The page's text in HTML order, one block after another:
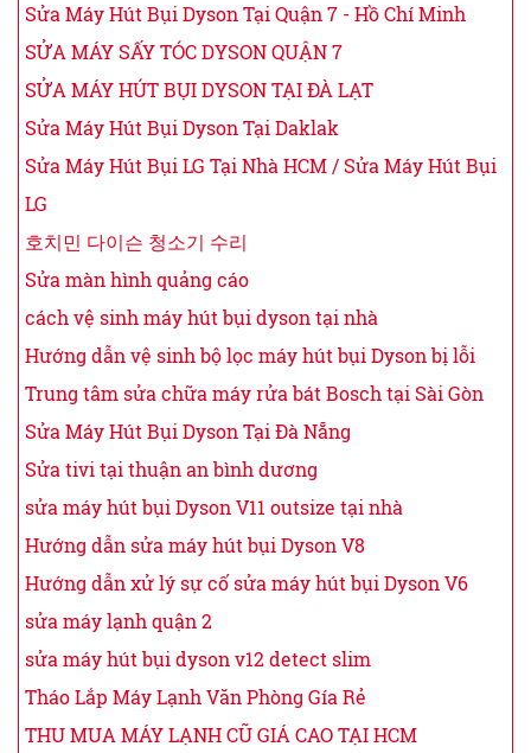
Sửa Máy Hút Bụi Dyson Tại Quận 7 - Hồ Chí Minh
SỬA MÁY SẤY TÓC DYSON QUẬN 7
SỬA MÁY HÚT BỤI DYSON TẠI ĐÀ LẠT
Sửa Máy Hút Bụi Dyson Tại Daklak
Sửa Máy Hút Bụi LG Tại Nhà HCM / Sửa Máy Hút Bụi
LG
호치민 다이슨 청소기 수리
Sửa màn hình quảng cáo
cách vệ sinh máy hút bụi dyson tại nhà
Hướng dẫn vệ sinh bộ lọc máy hút bụi Dyson bị lỗi
Trung tâm sửa chữa máy rửa bát Bosch tại Sài Gòn
Sửa Máy Hút Bụi Dyson Tại Đà Nẵng
Sửa tivi tại thuận an bình dương
sửa máy hút bụi Dyson V11 outsize tại nhà
Hướng dẫn sửa máy hút bụi Dyson V8
Hướng dẫn xử lý sự cố sửa máy hút bụi Dyson V6
sửa máy lạnh quận 2
sửa máy hút bụi dyson v12 detect slim
Tháo Lắp Máy Lạnh Văn Phòng Gía Rẻ
THU MUA MÁY LẠNH CŨ GIÁ CAO TẠI HCM